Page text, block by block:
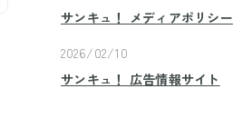
サンキュ！ メディアポリシー
2026/02/10
サンキュ！ 広告情報サイト